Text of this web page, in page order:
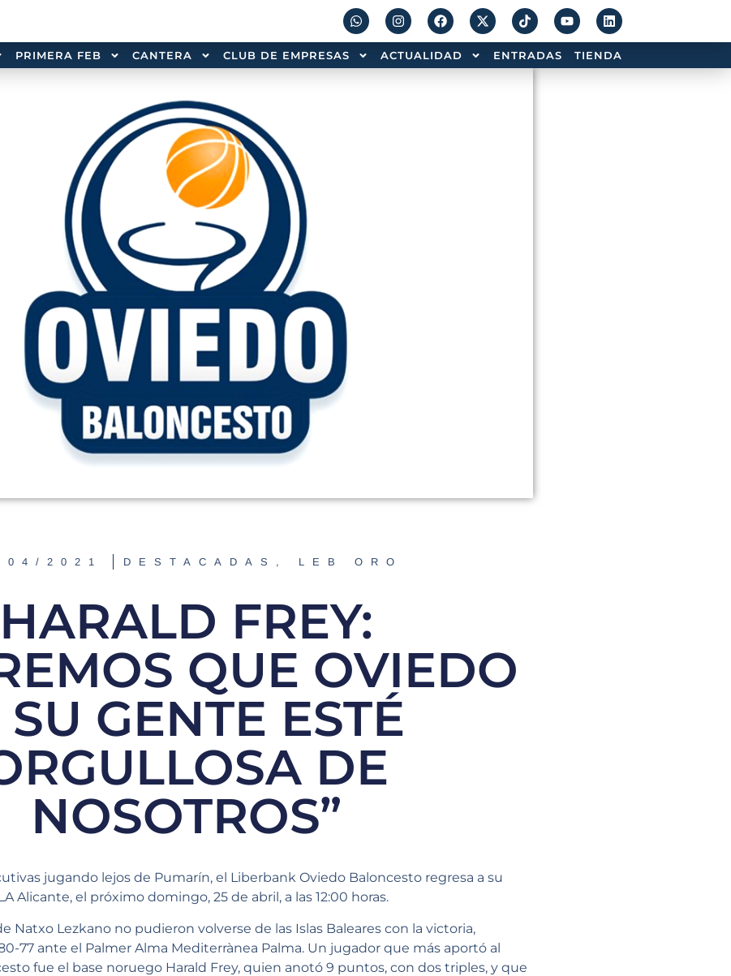
PRIMERA FEB CANTERA CLUB DE EMPRESAS ACTUALIDAD ENTRADAS TIENDA
04/2021 DESTACADAS , LEB ORO
HARALD FREY:
QUE OVIEDO
SU GENTE ESTÉ
DE
NOSOTROS”
jugando lejos de Pumarín, el Liberbank Oviedo Baloncesto regresa a su
Alicante, el próximo domingo, 25 de abril, a las 12:00 horas.
Natxo Lezkano no pudieron volverse de las Islas Baleares con la victoria,
77 ante el Palmer Alma Mediterrànea Palma. Un jugador que más aportó al
fue el base noruego Harald Frey, quien anotó 9 puntos, con dos triples, y que